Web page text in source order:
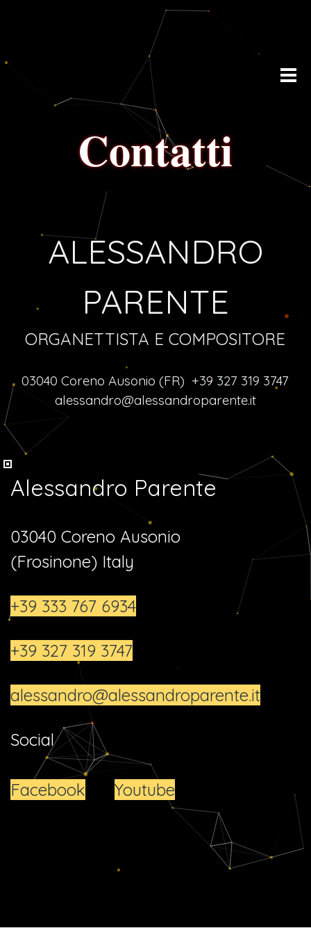
Salta menù
Contatti
ALESSANDRO
PARENTE
ORGANETTISTA E COMPOSITORE
03040 Coreno Ausonio (FR) +39 327 319 3747
alessandro@alessandroparente.it
Alessandro Parente
03040 Coreno Ausonio
(Frosinone) Italy
+39 333 767 6934
+39 327 319 3747
alessandro@alessandroparente.it
Social
Facebook Youtube